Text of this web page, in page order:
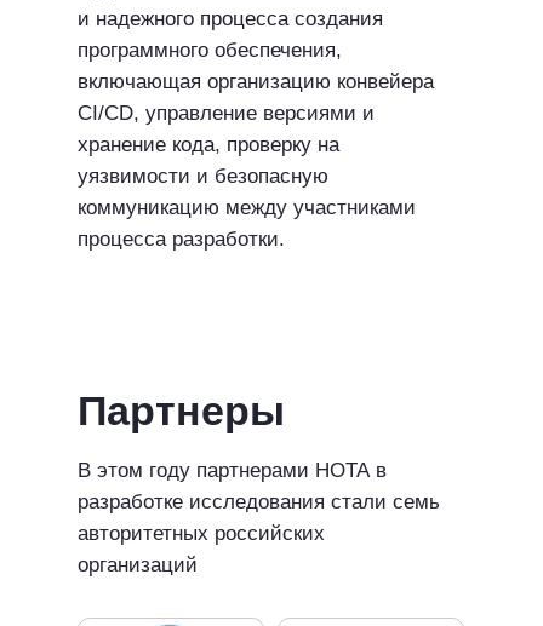
и надежного процесса создания
программного обеспечения,
включающая организацию конвейера
CI/CD, управление версиями и
хранение кода, проверку на
уязвимости и безопасную
коммуникацию между участниками
процесса разработки.
Партнеры
В этом году партнерами НОТА в
разработке исследования стали семь
авторитетных российских
организаций